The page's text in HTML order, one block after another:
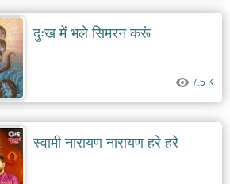
दुःख में भले सिमरन करूं
7.5 K
स्वामी नारायण नारायण हरे हरे